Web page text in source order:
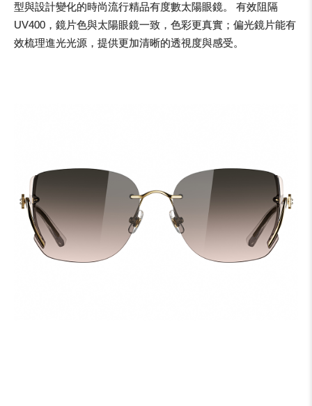
型與設計變化的時尚流行精品有度數太陽眼鏡。 有效阻隔
UV400，鏡片色與太陽眼鏡一致，色彩更真實；偏光鏡片能有
效梳理進光光源，提供更加清晰的透視度與感受。